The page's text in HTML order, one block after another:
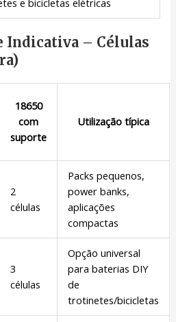
Indicativa – Células
18650
com
suporte
Utilização típica
2
células
Packs pequenos,
power banks,
aplicações
compactas
3
células
Opção universal
para baterias DIY
de
trotinetes/bicicletas